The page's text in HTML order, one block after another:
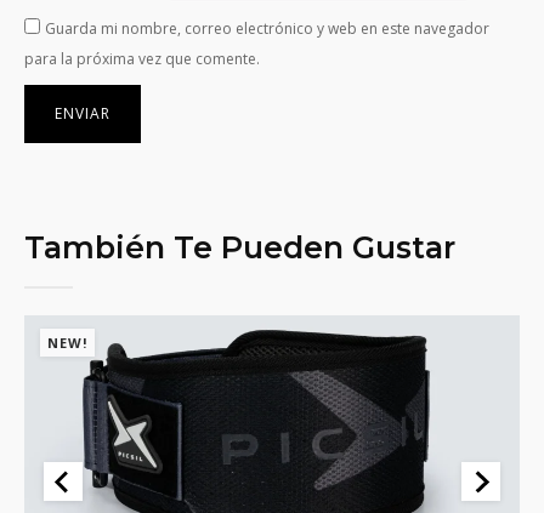
Guarda mi nombre, correo electrónico y web en este navegador
para la próxima vez que comente.
También Te Pueden Gustar
NEW!